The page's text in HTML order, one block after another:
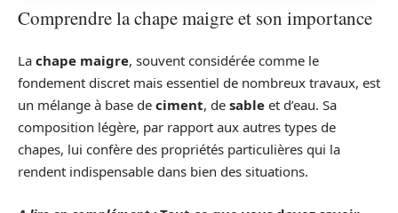
Comprendre la chape maigre et son importance
La chape maigre, souvent considérée comme le
fondement discret mais essentiel de nombreux travaux, est
un mélange à base de ciment, de sable et d’eau. Sa
composition légère, par rapport aux autres types de
chapes, lui confère des propriétés particulières qui la
rendent indispensable dans bien des situations.